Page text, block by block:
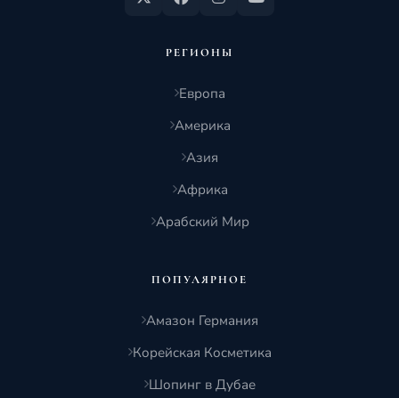
РЕГИОНЫ
Европа
Америка
Азия
Африка
Арабский Мир
ПОПУЛЯРНОЕ
Амазон Германия
Корейская Косметика
Шопинг в Дубае